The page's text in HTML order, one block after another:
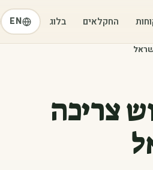
החקלאים בלוג EN
צריכה